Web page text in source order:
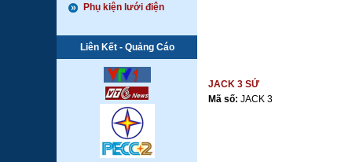
Phụ kiện lưới điện
Liên Kết - Quảng Cáo
JACK 3 SỨ
Mã số: JACK 3